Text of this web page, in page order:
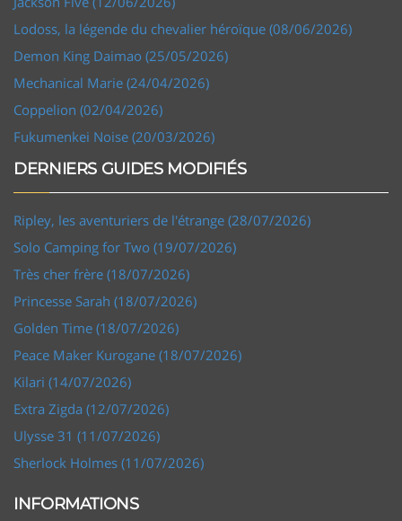
Lodoss, la légende du chevalier héroïque (08/06/2026)
Demon King Daimao (25/05/2026)
Mechanical Marie (24/04/2026)
Coppelion (02/04/2026)
Fukumenkei Noise (20/03/2026)
DERNIERS GUIDES MODIFIÉS
Ripley, les aventuriers de l'étrange (28/07/2026)
Solo Camping for Two (19/07/2026)
Très cher frère (18/07/2026)
Princesse Sarah (18/07/2026)
Golden Time (18/07/2026)
Peace Maker Kurogane (18/07/2026)
Kilari (14/07/2026)
Extra Zigda (12/07/2026)
Ulysse 31 (11/07/2026)
Sherlock Holmes (11/07/2026)
INFORMATIONS